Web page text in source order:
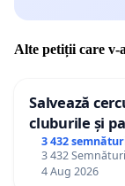
Alte petiții care v-
Salvează
cluburile și
3 432
3 432
4 Aug 2026